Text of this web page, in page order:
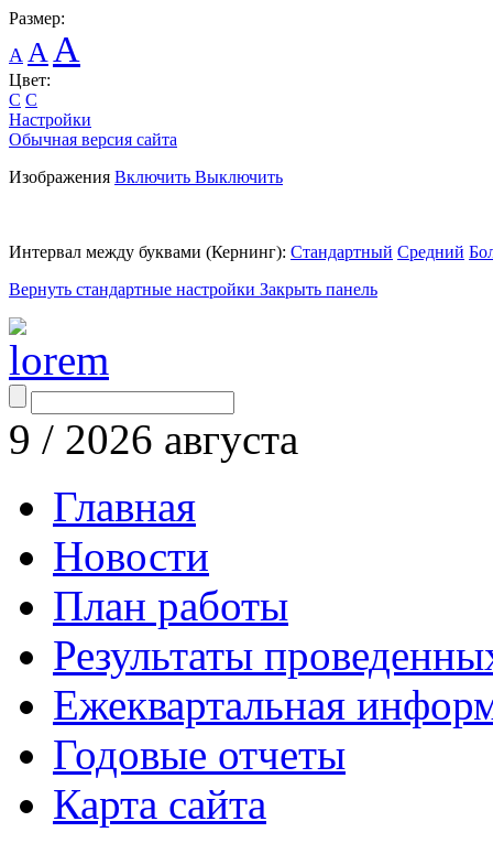
Размер:
A A A
Цвет:
C C
Настройки
Обычная версия сайта
Изображения Включить Выключить
Интервал между буквами (Кернинг): Стандартный Средний
Вернуть стандартные настройки Закрыть панель
9 / 2026 августа
Главная
Новости
План работы
Результаты
Ежеквартальная
Годовые отчеты
Карта сайта